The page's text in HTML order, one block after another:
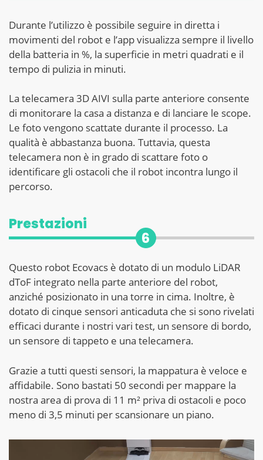
Durante l’utilizzo è possibile seguire in diretta i
movimenti del robot e l’app visualizza sempre il livello
della batteria in %, la superficie in metri quadrati e il
tempo di pulizia in minuti.
La telecamera 3D AIVI sulla parte anteriore consente
di monitorare la casa a distanza e di lanciare le scope.
Le foto vengono scattate durante il processo. La
qualità è abbastanza buona. Tuttavia, questa
telecamera non è in grado di scattare foto o
identificare gli ostacoli che il robot incontra lungo il
percorso.
Prestazioni
6
Questo robot Ecovacs è dotato di un modulo LiDAR
dToF integrato nella parte anteriore del robot,
anziché posizionato in una torre in cima. Inoltre, è
dotato di cinque sensori anticaduta che si sono rivelati
efficaci durante i nostri vari test, un sensore di bordo,
un sensore di tappeto e una telecamera.
Grazie a tutti questi sensori, la mappatura è veloce e
affidabile. Sono bastati 50 secondi per mappare la
nostra area di prova di 11 m² priva di ostacoli e poco
meno di 3,5 minuti per scansionare un piano.